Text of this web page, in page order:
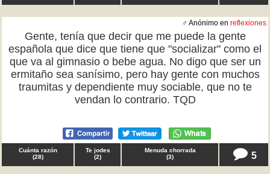
♂ Anónimo en reflexiones
Gente, tenía que decir que me puede la gente
española que dice que tiene que "socializar" como el
que va al gimnasio o bebe agua. No digo que ser un
ermitaño sea sanísimo, pero hay gente con muchos
traumitas y dependiente muy sociable, que no te
vendan lo contrario. TQD
Cuánta razón
(28)
Te jodes
(2)
Menuda chorrada
(3) 5